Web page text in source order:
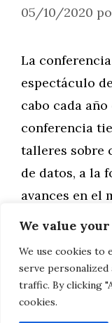
We value
We use cookies to
serve personalized
traffic. By clicking
cookies.
05/10/2020
La
espectáculo
cabo cada
conferencia
talleres sobre
de datos, a la
avances en el
También se
Leer más